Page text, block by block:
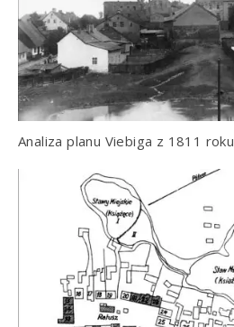
Analiza planu Viebiga z 1811 roku